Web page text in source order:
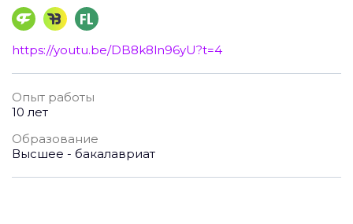
https://youtu.be/DB8k8ln96yU?t=4
Опыт работы
10 лет
Образование
Высшее - бакалавриат